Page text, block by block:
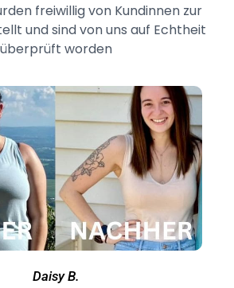
freiwillig von Kundinnen zur
und sind von uns auf Echtheit
überprüft worden
Daisy B.